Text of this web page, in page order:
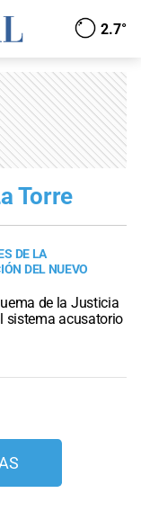
2.7°
Torre
DE LA
DEL NUEVO
de la Justicia
sistema acusatorio